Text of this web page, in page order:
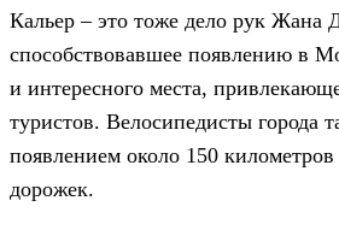
Кальер – это тоже дело рук Жана
способствовавшее появлению в
и интересного места,
туристов. Велосипедисты города
появлением около 150
дорожек.